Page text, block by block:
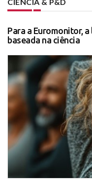
Para a Euromonitor,
baseada na ciência